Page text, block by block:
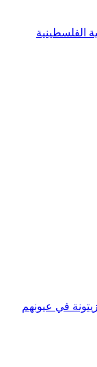
الفلسطينية
في عيونهم